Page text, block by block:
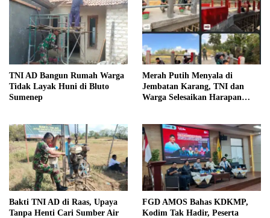
TNI AD Bangun Rumah Warga
Tidak Layak Huni di Bluto
Sumenep
Merah Putih Menyala di
Jembatan Karang, TNI dan
Warga Selesaikan Harapan
Bakti TNI AD di Raas, Upaya
Tanpa Henti Cari Sumber Air
FGD AMOS Bahas KDKMP,
Kodim Tak Hadir, Peserta